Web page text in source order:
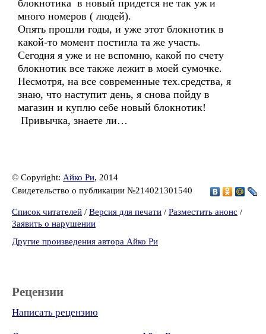
блокнотика в новый придется не так уж и
много номеров ( людей).
Опять прошли годы, и уже этот блокнотик в
какой-то момент постигла та же участь.
Сегодня я уже и не вспомню, какой по счету
блокнотик все также лежит в моей сумочке.
Несмотря, на все современные тех.средства, я
знаю, что наступит день, я снова пойду в
магазин и куплю себе новый блокнотик!
Привычка, знаете ли…
© Copyright: Айко Ри, 2014
Свидетельство о публикации №214021301540
Список читателей / Версия для печати / Разместить анонс /
Заявить о нарушении
Другие произведения автора Айко Ри
Рецензии
Написать рецензию